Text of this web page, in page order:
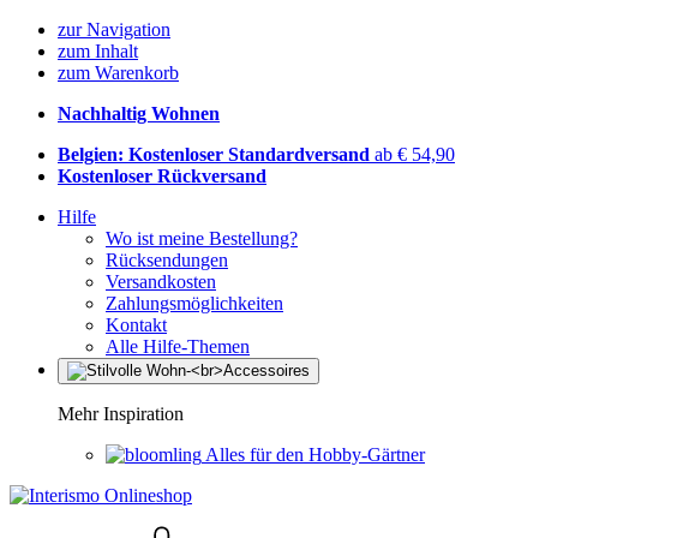
zur Navigation
zum Inhalt
zum Warenkorb
Nachhaltig Wohnen
Belgien: Kostenloser Standardversand ab € 54,90
Kostenloser Rückversand
Hilfe
Wo ist meine Bestellung?
Rücksendungen
Versandkosten
Zahlungsmöglichkeiten
Kontakt
Alle Hilfe-Themen
Mehr Inspiration
Alles für den Hobby-Gärtner